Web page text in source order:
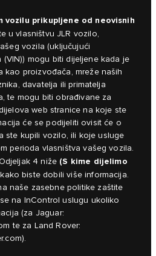
vozilu prikupljene od neovisnih
u vlasništvu JLR vozilo,
vozila (uključujući
mogu biti dijeljene kada je
kao proizvođača, mreže naših
davatelja ili primatelja
te mogu biti obrađivane za
web stranice na koje ste
će se podijeliti ovisit će o
ste kupili vozilo, ili koje usluge
perioda vlasništva vašeg vozila.
4 niže (S kime dijelimo
kako biste dobili više informacija.
naše zasebne politike zaštite
na InControl uslugu ukoliko
(za Jaguar:
te za Land Rover:
).